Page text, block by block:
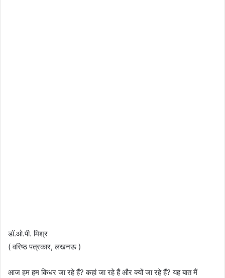
डॉ.ओ.पी. मिश्र
( वरिष्ठ पत्रकार, लखनऊ )
आज हम हम किधर जा रहे हैं? कहां जा रहे हैं और क्यों जा रहे हैं? यह बात मैं